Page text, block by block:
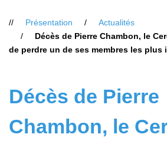
Présentation
Actualités
Décès de Pierre Chambon, le
de perdre un de ses membres les plus
Décès de Pierre
Chambon, le